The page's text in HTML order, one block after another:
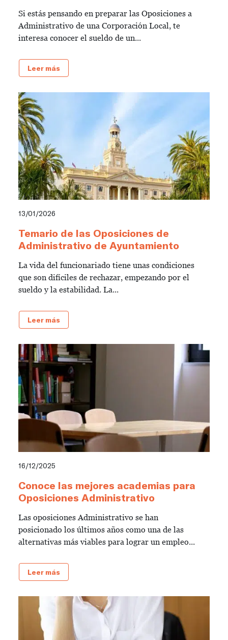
Si estás pensando en preparar las Oposiciones a
Administrativo de una Corporación Local, te
interesa conocer el sueldo de un...
Leer más
13/01/2026
Temario de las Oposiciones de
Administrativo de Ayuntamiento
La vida del funcionariado tiene unas condiciones
que son difíciles de rechazar, empezando por el
sueldo y la estabilidad. La...
Leer más
16/12/2025
Conoce las mejores academias para
Oposiciones Administrativo
Las oposiciones Administrativo se han
posicionado los últimos años como una de las
alternativas más viables para lograr un empleo...
Leer más